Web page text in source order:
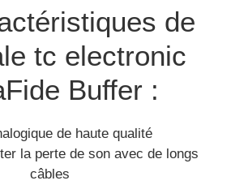
de
tc electronic
Buffer :
de haute qualité
la perte de son avec de longs
câbles